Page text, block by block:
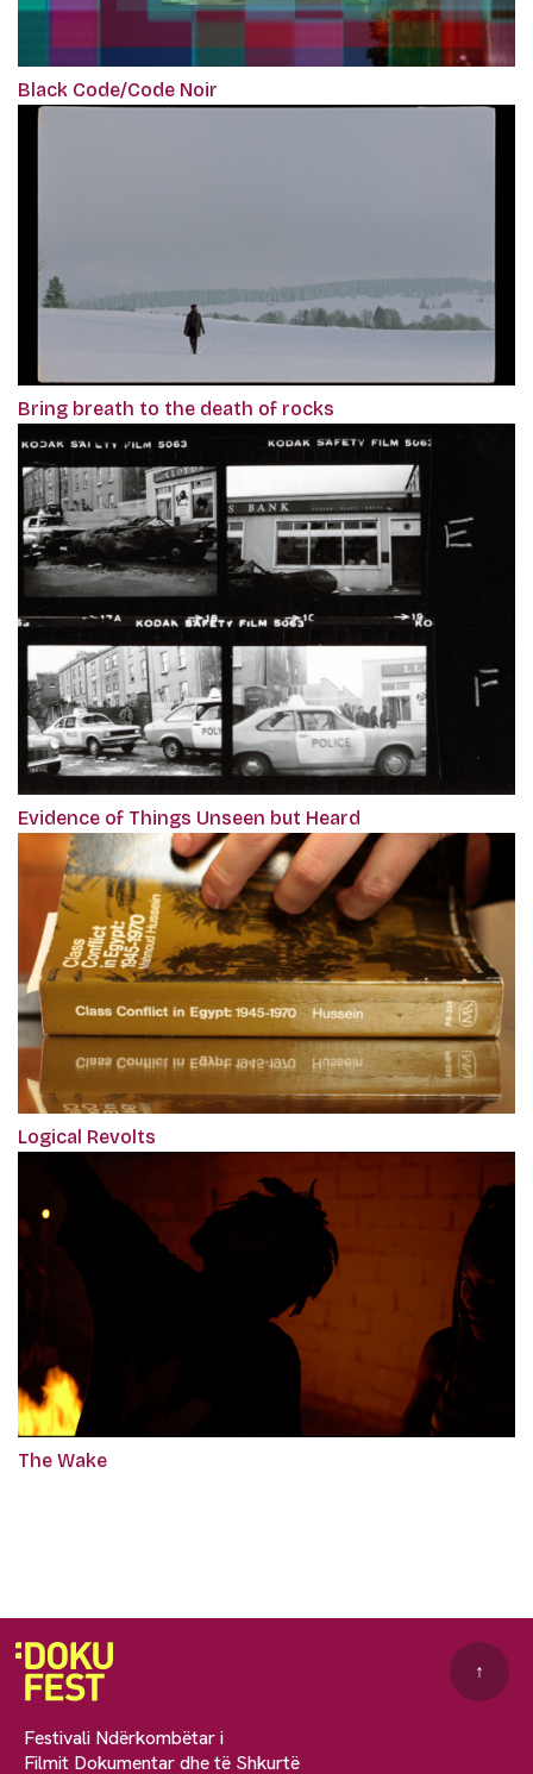
Black Code/Code Noir
Bring breath to the death of rocks
Evidence of Things Unseen but Heard
Logical Revolts
The Wake
Festivali Ndërkombëtar i
Filmit Dokumentar dhe të Shkurtë
↑